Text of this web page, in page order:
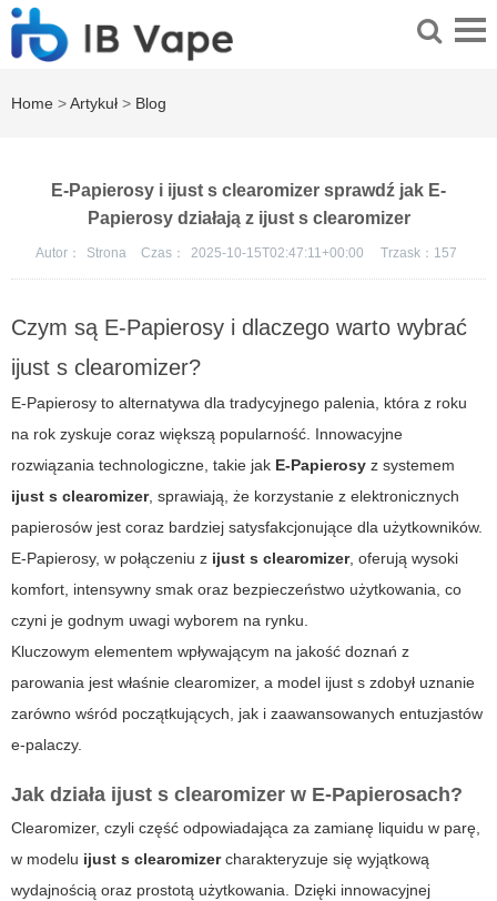
Home >Artykuł > Blog
E-Papierosy i ijust s clearomizer sprawdź jak E-
Papierosy działają z ijust s clearomizer
Autor： Strona Czas： 2025-10-15T02:47:11+00:00 Trzask： 157
Czym są E-Papierosy i dlaczego warto wybrać
ijust s clearomizer?
E-Papierosy to alternatywa dla tradycyjnego palenia, która z roku
na rok zyskuje coraz większą popularność. Innowacyjne
rozwiązania technologiczne, takie jak E-Papierosy z systemem
ijust s clearomizer, sprawiają, że korzystanie z elektronicznych
papierosów jest coraz bardziej satysfakcjonujące dla użytkowników.
E-Papierosy, w połączeniu z ijust s clearomizer, oferują wysoki
komfort, intensywny smak oraz bezpieczeństwo użytkowania, co
czyni je godnym uwagi wyborem na rynku.
Kluczowym elementem wpływającym na jakość doznań z
parowania jest właśnie clearomizer, a model ijust s zdobył uznanie
zarówno wśród początkujących, jak i zaawansowanych entuzjastów
e-palaczy.
Jak działa ijust s clearomizer w E-Papierosach?
Clearomizer, czyli część odpowiadająca za zamianę liquidu w parę,
w modelu ijust s clearomizercharakteryzuje się wyjątkową
wydajnością oraz prostotą użytkowania. Dzięki innowacyjnej